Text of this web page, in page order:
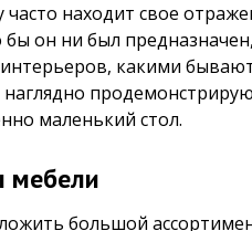
находит свое
он ни был
какими
маленький стол.
мебели
большой